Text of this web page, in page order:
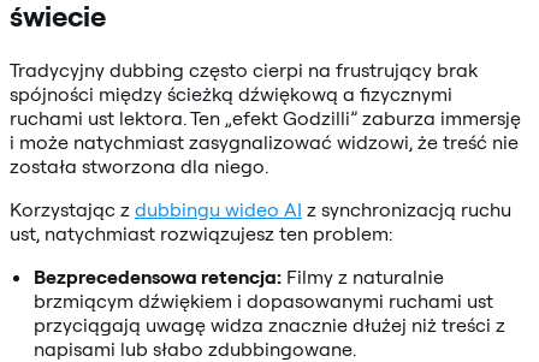
świecie
Tradycyjny dubbing często cierpi na frustrujący brak
spójności między ścieżką dźwiękową a fizycznymi
ruchami ust lektora. Ten „efekt Godzilli” zaburza immersję
i może natychmiast zasygnalizować widzowi, że treść nie
została stworzona dla niego.
Korzystając z dubbingu wideo AI z synchronizacją ruchu
ust, natychmiast rozwiązujesz ten problem:
Bezprecedensowa retencja: Filmy z naturalnie
brzmiącym dźwiękiem i dopasowanymi ruchami ust
przyciągają uwagę widza znacznie dłużej niż treści z
napisami lub słabo zdubbingowane.